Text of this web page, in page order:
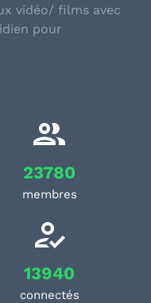
vidéo/ films avec
pour
23780
membres
13940
connectés